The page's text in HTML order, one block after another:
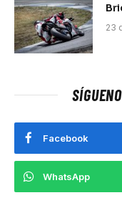
23
Facebook
WhatsApp